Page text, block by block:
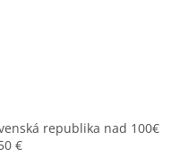
republika nad 100€
€